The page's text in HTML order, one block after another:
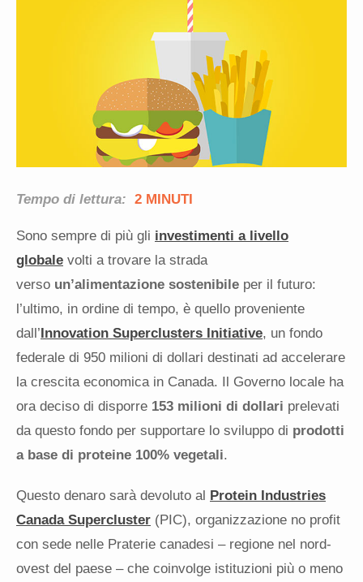
Tempo di lettura: 2 MINUTI
Sono sempre di più gli investimenti a livello
globale volti a trovare la strada
verso un’alimentazione sostenibile per il futuro:
l’ultimo, in ordine di tempo, è quello proveniente
dall’ Innovation Superclusters Initiative, un fondo
federale di 950 milioni di dollari destinati ad accelerare
la crescita economica in Canada. Il Governo locale ha
ora deciso di disporre 153 milioni di dollari prelevati
da questo fondo per supportare lo sviluppo di prodotti
a base di proteine 100% vegetali.
Questo denaro sarà devoluto al Protein Industries
Canada Supercluster (PIC), organizzazione no profit
con sede nelle Praterie canadesi – regione nel nord-
ovest del paese – che coinvolge istituzioni più o meno